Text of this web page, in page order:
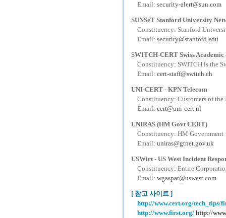
Email: security-alert@sun.com
SUNSeT Stanford University
Constituency: Stanford
Email: security@stanford.edu
SWITCH-CERT Swiss
Constituency: SWITCH is the
Email: cert-staff@switch.ch
UNI-CERT - KPN Telecom
Constituency: Customers of the
Email: cert@uni-cert.nl
UNIRAS (HM Govt CERT)
Constituency: HM Government
Email: uniras@gtnet.gov.uk
USWirt - US West Incident
Constituency: Entire
Email: wgaspar@uswest.com
[ 참고 사이트 ]
http://www.cert.org/tech_tips/
http://www.first.org/ http://